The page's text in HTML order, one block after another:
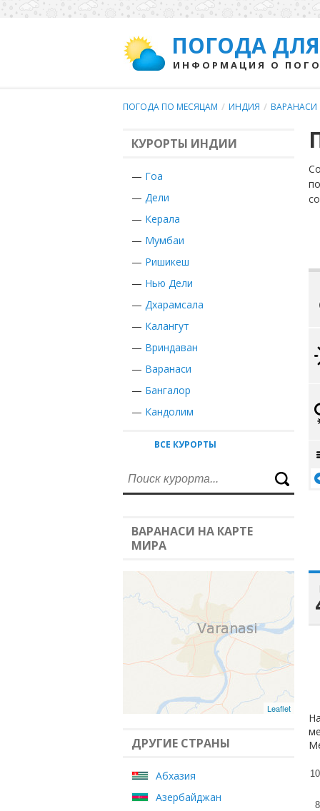
ПОГОДА
ИНФОРМАЦИЯ О
ПОГОДА ПО МЕСЯЦАМ / ИНДИЯ / ВАРАНАСИ
КУРОРТЫ ИНДИИ
— Гоа
— Дели
— Керала
— Мумбаи
— Ришикеш
— Нью Дели
— Дхарамсала
— Калангут
— Вриндаван
— Варанаси
— Бангалор
— Кандолим
ВСЕ КУРОРТЫ
ВАРАНАСИ НА КАРТЕ
МИРА
Leaflet
ДРУГИЕ СТРАНЫ
Абхазия
Азербайджан